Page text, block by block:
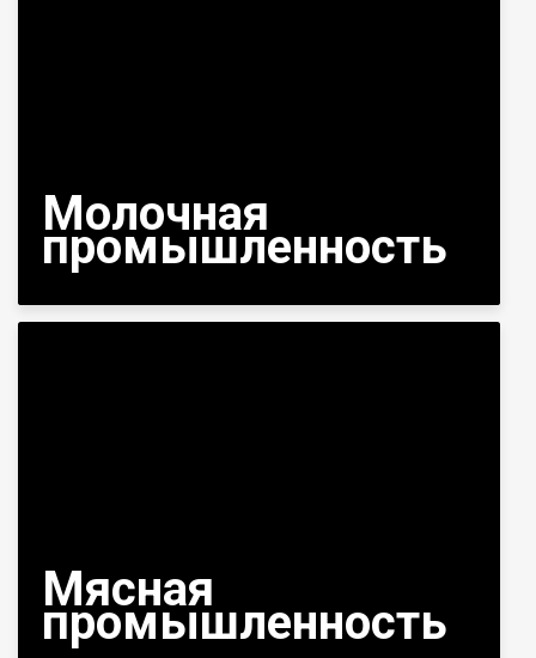
Молочная
промышленность
Мясная
промышленность